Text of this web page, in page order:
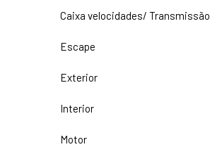
Caixa velocidades/ Transmissão
Escape
Exterior
Interior
Motor